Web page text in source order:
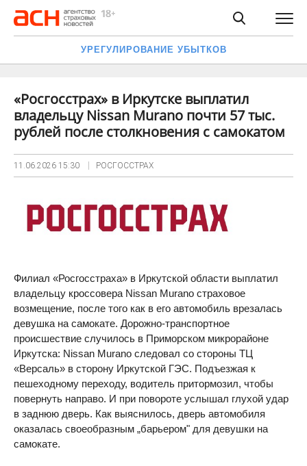
УРЕГУЛИРОВАНИЕ УБЫТКОВ
«Росгосстрах» в Иркутске выплатил
владельцу Nissan Murano почти 57 тыс.
рублей после столкновения с самокатом
11.06.2026 15:30 РОСГОССТРАХ
Филиал «Росгосстраха» в Иркутской области выплатил
владельцу кроссовера Nissan Murano страховое
возмещение, после того как в его автомобиль врезалась
девушка на самокате. Дорожно-транспортное
происшествие случилось в Приморском микрорайоне
Иркутска: Nissan Murano следовал со стороны ТЦ
«Версаль» в сторону Иркутской ГЭС. Подъезжая к
пешеходному переходу, водитель притормозил, чтобы
повернуть направо. И при повороте услышал глухой удар
в заднюю дверь. Как выяснилось, дверь автомобиля
оказалась своеобразным „барьером" для девушки на
самокате.